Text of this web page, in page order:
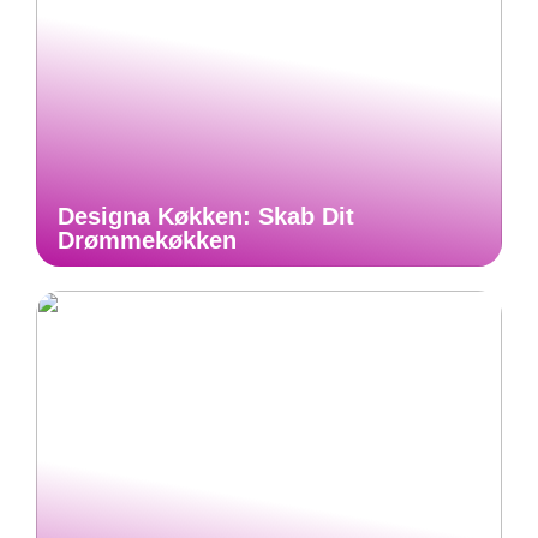
Designa Køkken: Skab Dit
Drømmekøkken